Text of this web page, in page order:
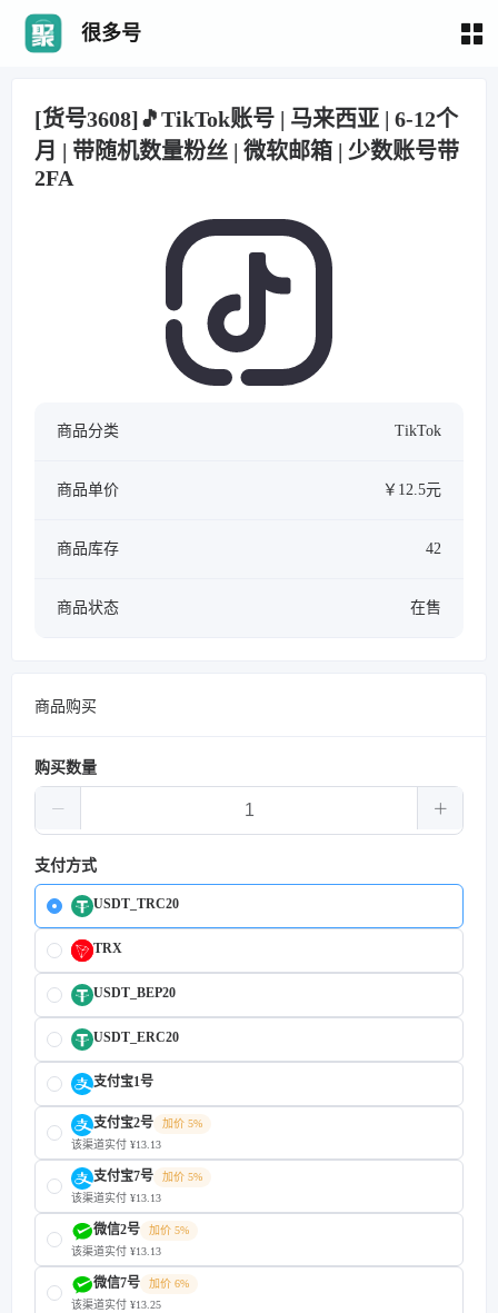
很多号
[货号3608]🎵TikTok账号 | 马来西亚 | 6-12个
月 | 带随机数量粉丝 | 微软邮箱 | 少数账号带
2FA
商品分类 TikTok
商品单价 ￥12.5元
商品库存 42
商品状态 在售
商品购买
购买数量
支付方式
USDT_TRC20
TRX
USDT_BEP20
USDT_ERC20
支付宝1号
支付宝2号
加价 5%
该渠道实付 ¥13.13
支付宝7号
加价 5%
该渠道实付 ¥13.13
微信2号
加价 5%
该渠道实付 ¥13.13
微信7号
加价 6%
该渠道实付 ¥13.25